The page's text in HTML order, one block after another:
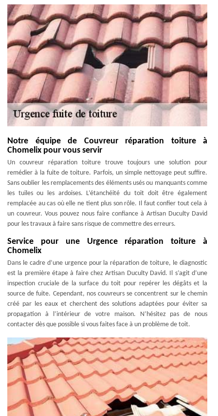
Notre équipe de Couvreur réparation toiture à
Chomelix pour vous servir
Un couvreur réparation toiture trouve toujours une solution pour
remédier à la fuite de toiture. Parfois, un simple nettoyage peut suffire.
Sans oublier les remplacements des éléments usés ou manquants comme
les tuiles ou les ardoises. L’étanchéité du toit doit être également
remplacée au cas où elle ne tient plus son rôle. Il faut confier tout cela à
un couvreur. Vous pouvez nous faire confiance à Artisan Duculty David
pour les travaux à faire sans risque de commettre des erreurs.
Service pour une Urgence réparation toiture à
Chomelix
Dans le cadre d’une urgence pour la réparation de toiture, le diagnostic
est la première étape à faire chez Artisan Duculty David. Il s’agit d’une
inspection cruciale de la surface du toit pour repérer les dégâts et la
source de fuite. Cependant, nos couvreurs se concentrent sur le chemin
créé par les eaux et cherchent des solutions adaptées pour éviter sa
propagation à l’intérieur de votre maison. N’hésitez pas de nous
contacter dès que possible si vous faites face à un problème de toit.